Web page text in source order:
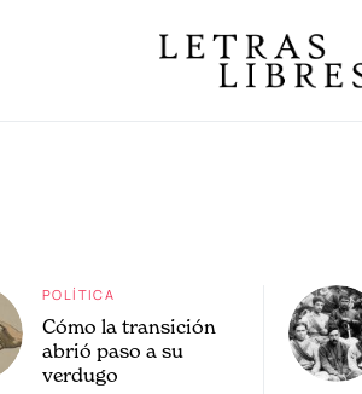
POLÍTICA
Cómo la transición
abrió paso a su
verdugo